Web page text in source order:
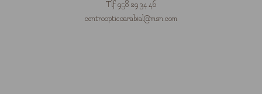
Tlf 958 29 34 46
centroopticoarabial@msn.com